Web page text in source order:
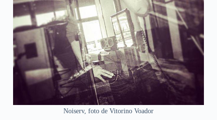
Noiserv, foto de Vitorino Voador